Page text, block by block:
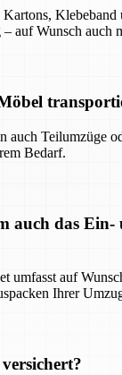
Klebeband
auf Wunsch auch
auch Teilumzüge
Bedarf.
auch das Ein-
umfasst auf
Ihrer